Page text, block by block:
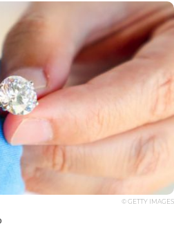
© GETTY IMAGES